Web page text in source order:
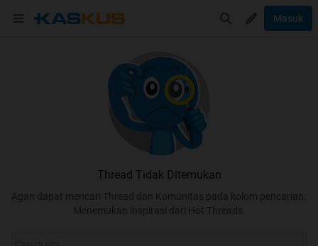
Masuk
Thread Tidak Ditemukan
Agan dapat mencari Thread dan Komunitas pada kolom pencarian.
Menemukan inspirasi dari Hot Threads.